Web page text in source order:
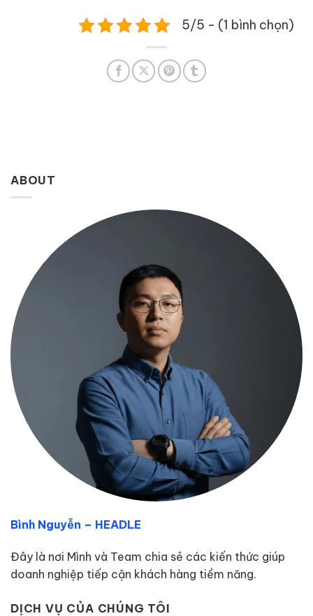
5/5 - (1 bình chọn)
ABOUT
Bình Nguyễn – HEADLE
Đây là nơi Mình và Team chia sẻ các kiến thức giúp
doanh nghiệp tiếp cận khách hàng tiềm năng.
DỊCH VỤ CỦA CHÚNG TÔI